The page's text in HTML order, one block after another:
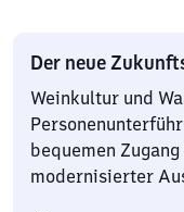
Der neue
Weinkultur und
bequemen
modernisierter